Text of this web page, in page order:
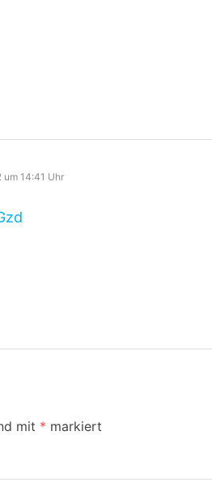
um 14:41 Uhr
mit * markiert